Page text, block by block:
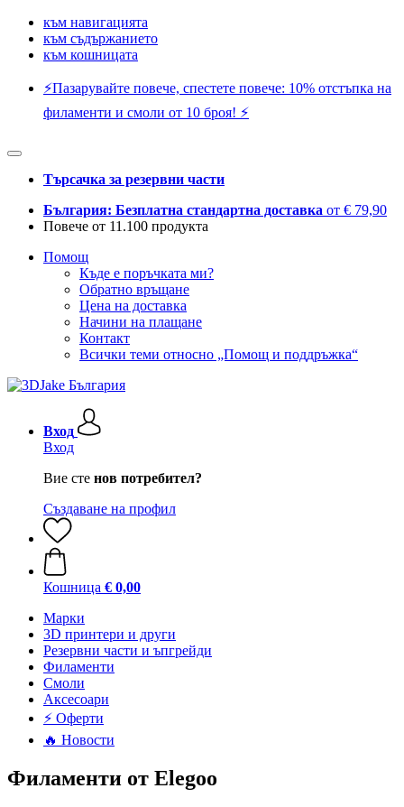
към навигацията
към съдържанието
към кошницата
⚡️Пазарувайте повече, спестете повече: 10% отстъпка на
филаменти и смоли от 10 броя! ⚡️
Търсачка за резервни части
България: Безплатна стандартна доставка от € 79,90
Повече от 11.100 продукта
Помощ
Къде е поръчката ми?
Обратно връщане
Цена на доставка
Начини на плащане
Контакт
Всички теми относно „Помощ и поддръжка“
Вход
Вход
Вие сте нов потребител?
Създаване на профил
Кошница € 0,00
Mарки
3D принтери и други
Резервни части и ъпгрейди
Филаменти
Смоли
Аксесоари
⚡ Оферти
🔥 Новости
Филаменти от Elegoo